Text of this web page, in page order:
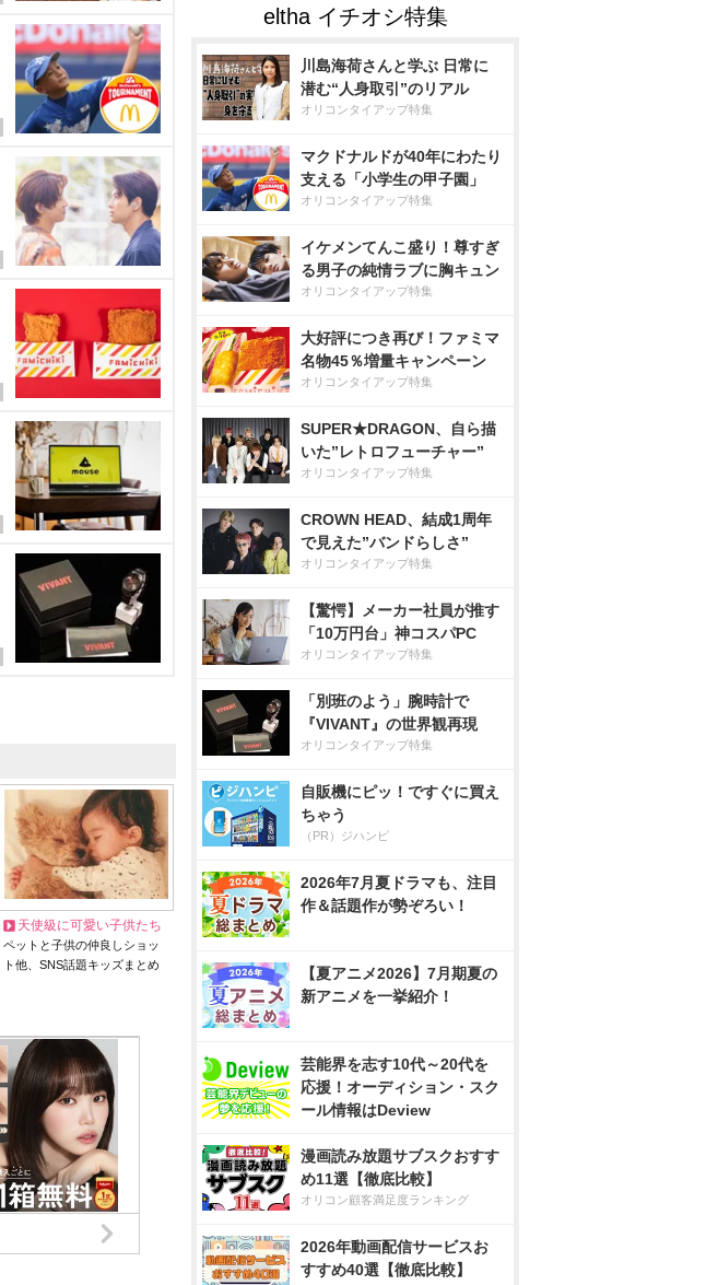
天使級に可愛い子供たち
ペットと子供の仲良しショッ
ト他、SNS話題キッズまとめ
川島海荷さんと学ぶ 日常に
潜む“人身取引”のリアル
オリコンタイアップ特集
マクドナルドが40年にわたり
支える「小学生の甲子園」
オリコンタイアップ特集
イケメンてんこ盛り！尊すぎ
る男子の純情ラブに胸キュン
オリコンタイアップ特集
大好評につき再び！ファミマ
名物45％増量キャンペーン
オリコンタイアップ特集
SUPER★DRAGON、自ら描
いた”レトロフューチャー”
オリコンタイアップ特集
CROWN HEAD、結成1周年
で見えた”バンドらしさ”
オリコンタイアップ特集
【驚愕】メーカー社員が推す
「10万円台」神コスパPC
オリコンタイアップ特集
「別班のよう」腕時計で
『VIVANT』の世界観再現
オリコンタイアップ特集
自販機にピッ！ですぐに買え
ちゃう
（PR）ジハンピ
2026年7月夏ドラマも、注目
作＆話題作が勢ぞろい！
【夏アニメ2026】7月期夏の
新アニメを一挙紹介！
芸能界を志す10代～20代を
応援！オーディション・スク
ール情報はDeview
漫画読み放題サブスクおすす
め11選【徹底比較】
オリコン顧客満足度ランキング
2026年動画配信サービスお
すすめ40選【徹底比較】